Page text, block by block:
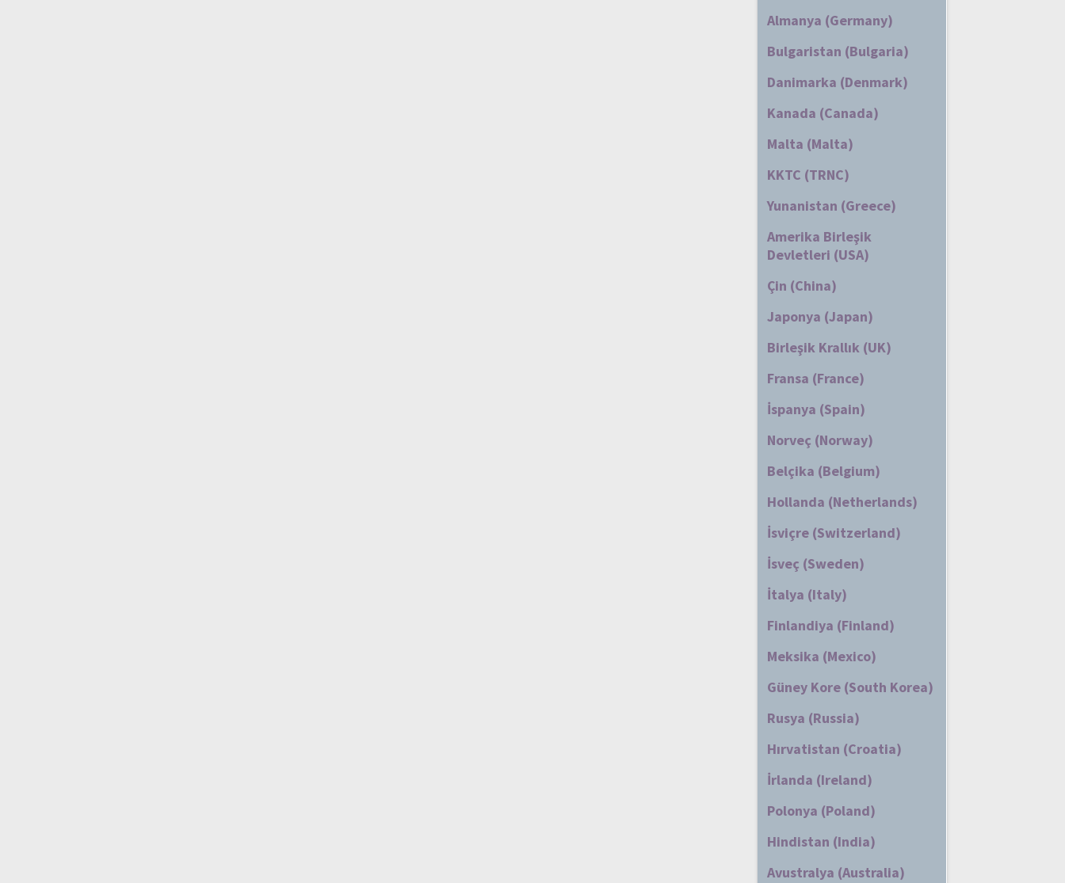
Almanya (Germany)
Bulgaristan (Bulgaria)
Danimarka (Denmark)
Kanada (Canada)
Malta (Malta)
KKTC (TRNC)
Yunanistan (Greece)
Amerika Birleşik
Devletleri (USA)
Çin (China)
Japonya (Japan)
Birleşik Krallık (UK)
Fransa (France)
İspanya (Spain)
Norveç (Norway)
Belçika (Belgium)
Hollanda (Netherlands)
İsviçre (Switzerland)
İsveç (Sweden)
İtalya (Italy)
Finlandiya (Finland)
Meksika (Mexico)
Güney Kore (South Korea)
Rusya (Russia)
Hırvatistan (Croatia)
İrlanda (Ireland)
Polonya (Poland)
Hindistan (India)
Avustralya (Australia)